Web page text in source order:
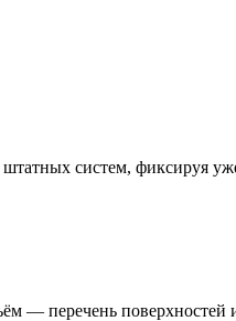
штатных систем,
— перечень поверхностей